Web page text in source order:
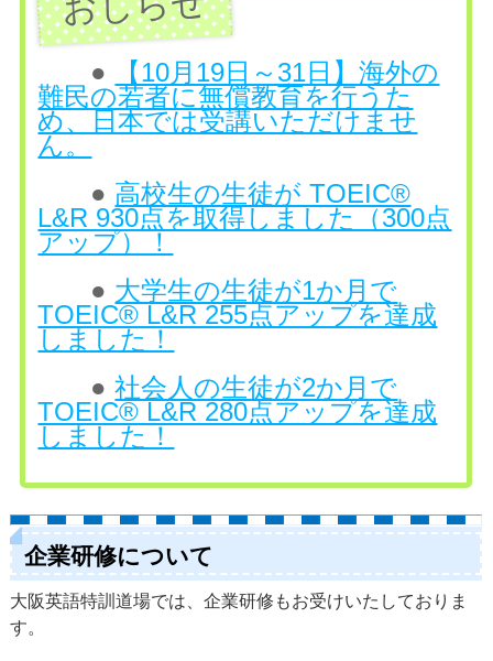
●
【10月19日～31日】海外の
難民の若者に無償教育を行うた
め、日本では受講いただけませ
ん。
● 高校生の生徒が TOEIC®
L&R 930点を取得しました（300点
アップ）！
● 大学生の生徒が1か月で
TOEIC® L&R 255点アップを達成
しました！
●社会人の生徒が2か月で
TOEIC® L&R 280点アップを達成
しました！
企業研修について
大阪英語特訓道場では、企業研修もお受けいたしておりま
す。